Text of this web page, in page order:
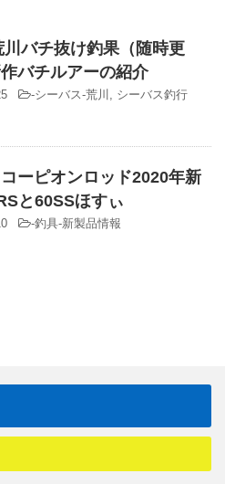
川バチ抜け釣果（随時更
バチルアーの紹介
-シーバス-荒川 , シーバス釣行
ーピオンロッド2020年新
と60SSほすぃ
-釣具-新製品情報